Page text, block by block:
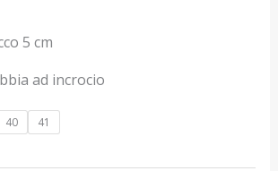
5 cm
ad incrocio
40 41